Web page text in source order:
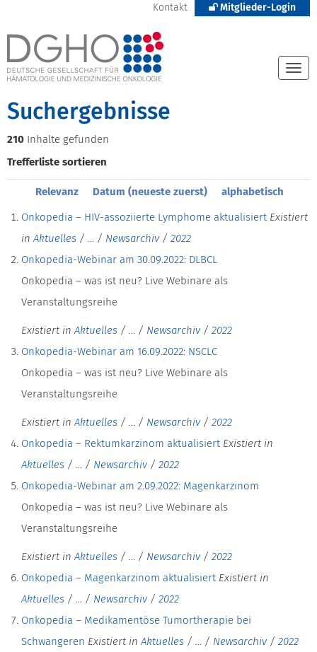
Kontakt Mitglieder-Login
Suchergebnisse
210 Inhalte gefunden
Trefferliste sortieren
Relevanz Datum (neueste zuerst) alphabetisch
Onkopedia – HIV-assoziierte Lymphome aktualisiert Existiert
in Aktuelles / … / Newsarchiv / 2022
Onkopedia-Webinar am 30.09.2022: DLBCL
Onkopedia – was ist neu? Live Webinare als
Veranstaltungsreihe
Existiert in Aktuelles / … / Newsarchiv / 2022
Onkopedia-Webinar am 16.09.2022: NSCLC
Onkopedia – was ist neu? Live Webinare als
Veranstaltungsreihe
Existiert in Aktuelles / … / Newsarchiv / 2022
Onkopedia – Rektumkarzinom aktualisiert Existiert in
Aktuelles / … / Newsarchiv / 2022
Onkopedia-Webinar am 2.09.2022: Magenkarzinom
Onkopedia – was ist neu? Live Webinare als
Veranstaltungsreihe
Existiert in Aktuelles / … / Newsarchiv / 2022
Onkopedia – Magenkarzinom aktualisiert Existiert in
Aktuelles / … / Newsarchiv / 2022
Onkopedia – Medikamentöse Tumortherapie bei
Schwangeren Existiert in Aktuelles / … / Newsarchiv / 2022